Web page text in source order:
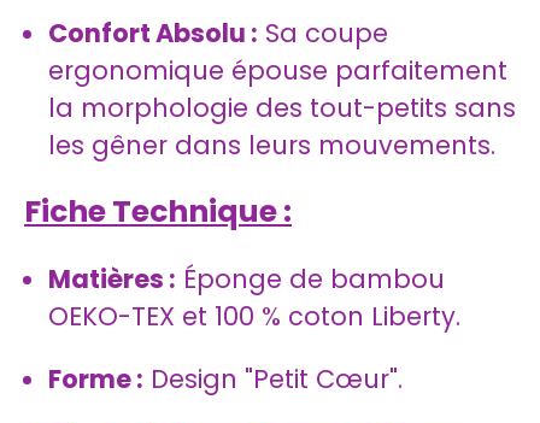
Confort Absolu : Sa coupe
ergonomique épouse parfaitement
la morphologie des tout-petits sans
les gêner dans leurs mouvements.
Fiche Technique :
Matières : Éponge de bambou
OEKO-TEX et 100 % coton Liberty.
Forme : Design "Petit Cœur".